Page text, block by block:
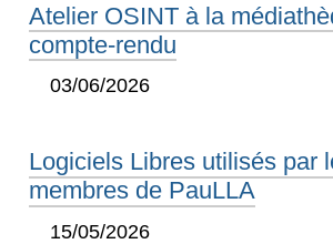
Atelier OSINT à la
compte-rendu
03/06/2026
Logiciels Libres utilisés par
membres de PauLLA
15/05/2026